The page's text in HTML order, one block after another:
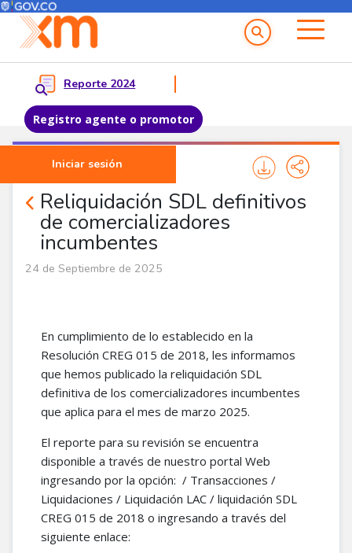
Pasar al contenido principal
Menú del Usuario
Reporte 2024
Registro agente o promotor
Iniciar sesión
Menu principal
Reliquidación SDL definitivos
de comercializadores
incumbentes
Noticias Agentes
24 de Septiembre de 2025
En cumplimiento de lo establecido en la
Resolución CREG 015 de 2018, les informamos
que hemos publicado la reliquidación SDL
definitiva de los comercializadores incumbentes
que aplica para el mes de marzo 2025.
El reporte para su revisión se encuentra
disponible a través de nuestro portal Web
ingresando por la opción: / Transacciones /
Liquidaciones / Liquidación LAC / liquidación SDL
CREG 015 de 2018 o ingresando a través del
siguiente enlace: